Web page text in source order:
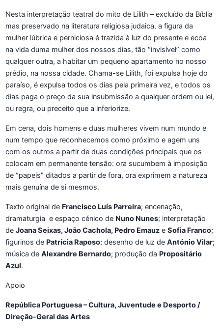
Nesta interpretação teatral do mito de Lilith – excluído da Bíblia
mas preservado na literatura religiosa judaica, a figura da
mulher lúbrica e perniciosa é trazida à luz do presente e ecoa
na vida duma mulher dos nossos dias, tão “invisível” como
qualquer outra, a habitar um pequeno apartamento no nosso
prédio, na nossa cidade. Chama-se Lilith, foi expulsa hoje do
paraíso, é expulsa todos os dias pela primeira vez, e todos os
dias paga o preço da sua insubmissão a qualquer ordem ou lei,
ou regra, ou preceito que a inferiorize.
Em cena, dois homens e duas mulheres vivem num mundo e
num tempo que reconhecemos como próximo e agem uns
com os outros a partir de duas condições principais que os
colocam em permanente tensão: ora sucumbem à imposição
de “papeis” ditados a partir de fora, ora exprimem a natureza
mais genuína de si mesmos.
Texto original de Francisco Luís Parreira; encenação,
dramaturgia e espaço cénico de Nuno Nunes; interpretação
de Joana Seixas, João Cachola, Pedro Emauz e Sofia Franco;
figurinos de Patrícia Raposo; desenho de luz de António Vilar;
música de Alexandre Bernardo; produção da Propositário
Azul.
Apoio
República Portuguesa – Cultura, Juventude e Desporto /
Direção-Geral das Artes